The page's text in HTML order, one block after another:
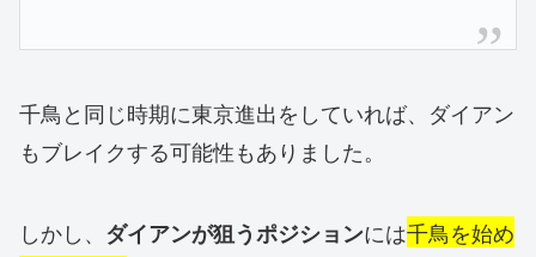
千鳥と同じ時期に東京進出をしていれば、ダイアン
もブレイクする可能性もありました。
しかし、 ダイアンが狙うポジションには千鳥を始め